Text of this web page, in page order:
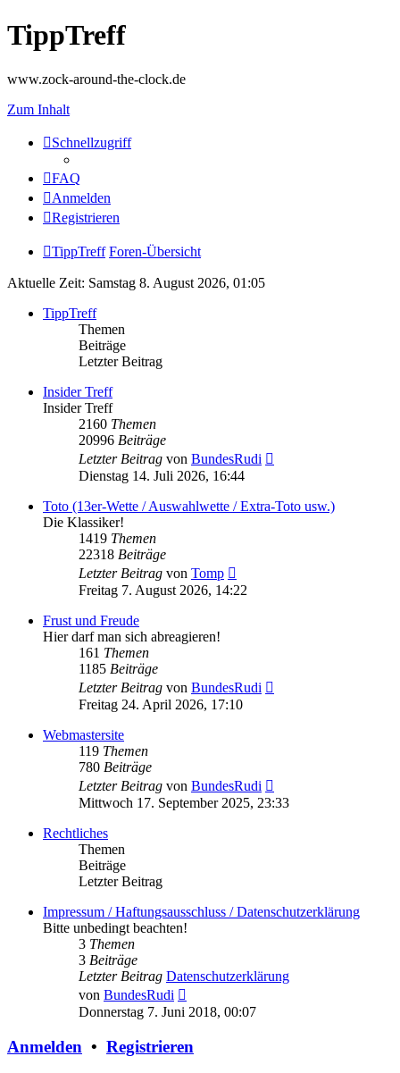
TippTreff
www.zock-around-the-clock.de
Zum Inhalt
Schnellzugriff
FAQ
Anmelden
Registrieren
TippTreff Foren-Übersicht
Aktuelle Zeit: Samstag 8. August 2026, 01:05
TippTreff
Themen
Beiträge
Letzter Beitrag
Insider Treff
Insider Treff
2160 Themen
20996 Beiträge
Letzter Beitrag von BundesRudi
Dienstag 14. Juli 2026, 16:44
Toto (13er-Wette / Auswahlwette / Extra-Toto usw.)
Die Klassiker!
1419 Themen
22318 Beiträge
Letzter Beitrag von Tomp
Beitrag
Freitag 7. August 2026, 14:22
Frust und Freude
Hier darf man sich abreagieren!
161 Themen
1185 Beiträge
Letzter Beitrag von BundesRudi
Freitag 24. April 2026, 17:10
Webmastersite
119 Themen
780 Beiträge
Letzter Beitrag von BundesRudi
Beitrag
Mittwoch 17. September 2025, 23:33
Rechtliches
Themen
Beiträge
Letzter Beitrag
Impressum / Haftungsausschluss / Datenschutzerklärung
Bitte unbedingt beachten!
3 Themen
3 Beiträge
Letzter Beitrag Datenschutzerklärung
von BundesRudi
Beitrag
Donnerstag 7. Juni 2018, 00:07
Anmelden • Registrieren